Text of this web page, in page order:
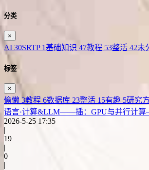
分类
×
AI 30SRTP 1基础知识 47教程 53整活 42未
标签
×
偷懒 3教程 6数据库 23整活 15有趣 5研究
语言·计算&LLM——插：GPU与并行计算
2026-5-25 17:35
|
19
|
0
|